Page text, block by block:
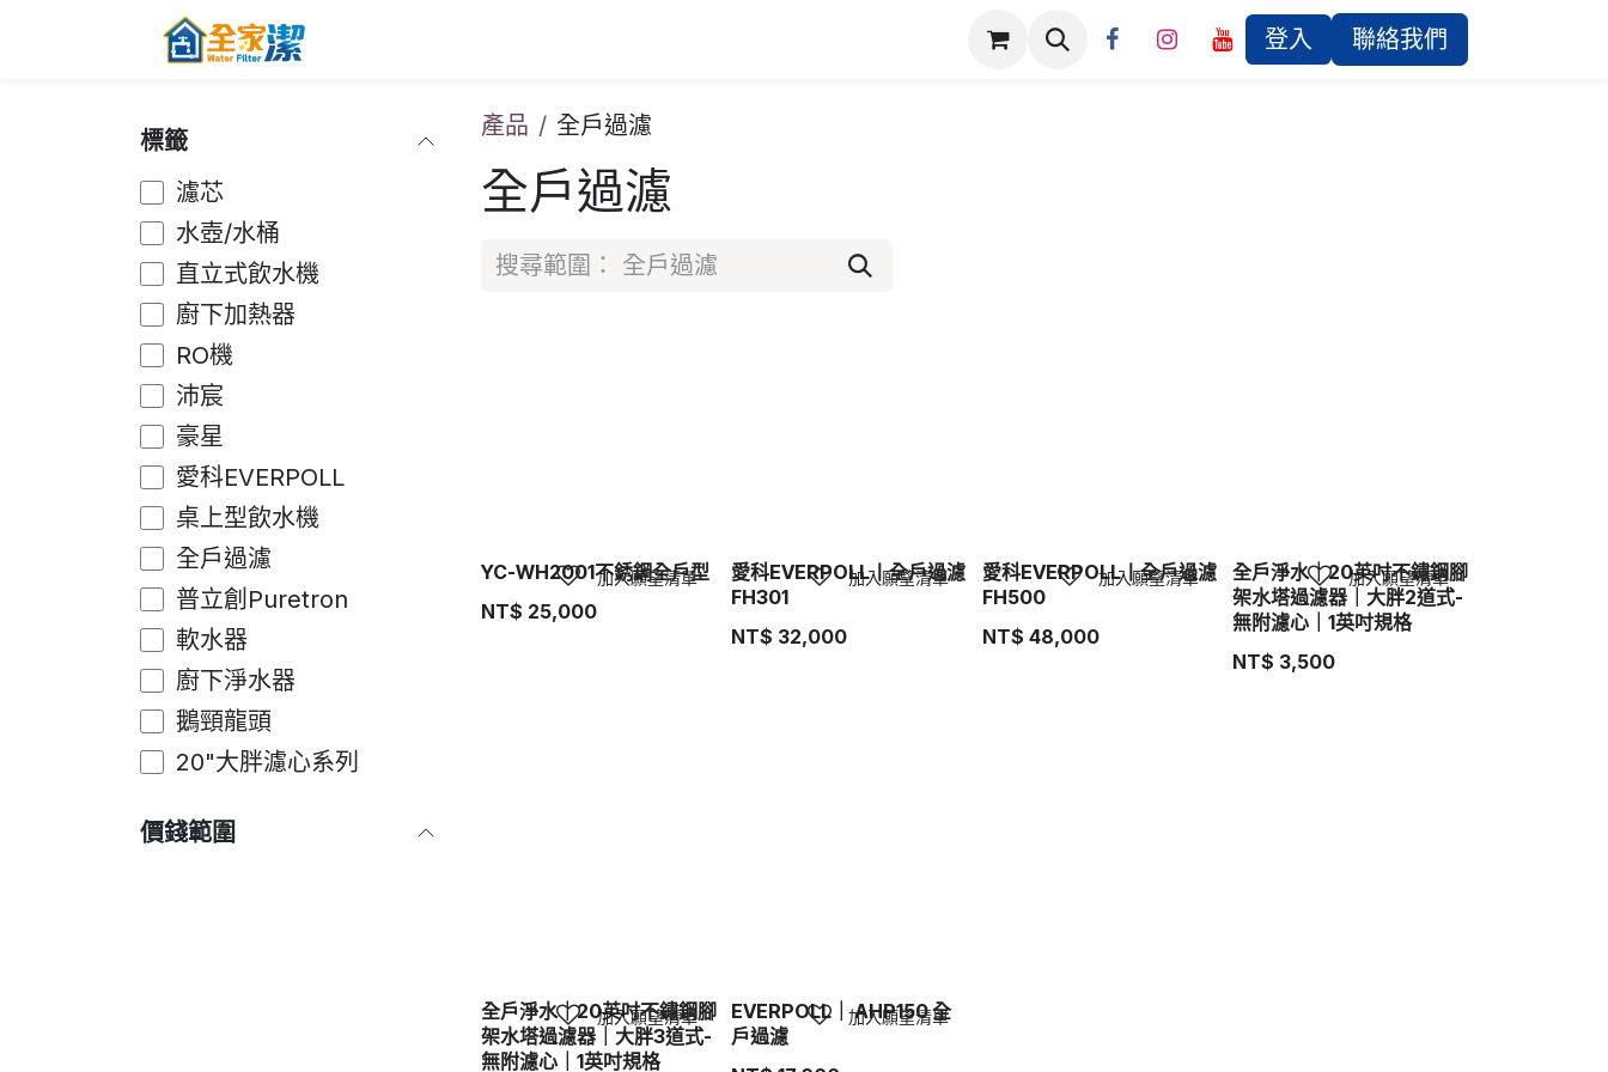
產品保固登錄 登入 聯絡我們
標籤
濾芯
水壺/水桶
直立式飲水機
廚下加熱器
RO機
沛宸
豪星
愛科EVERPOLL
桌上型飲水機
全戶過濾
普立創Puretron
軟水器
廚下淨水器
鵝頸龍頭
20"大胖濾心系列
價錢範圍
產品 全戶過濾
全戶過濾
YC-WH2001不銹鋼全戶型
NT$ 25,000
加入願望清單
愛科EVERPOLL丨全戶過濾
FH301
NT$ 32,000
加入願望清單
愛科EVERPOLL丨全戶過濾
FH500
NT$ 48,000
加入願望清單
全戶淨水｜20英吋不鏽鋼腳
架水塔過濾器｜大胖2道式-
無附濾心｜1英吋規格
NT$ 3,500
加入願望清單
全戶淨水｜20英吋不鏽鋼腳
架水塔過濾器｜大胖3道式-
無附濾心｜1英吋規格
加入願望清單
EVERPOLL｜ AHP150 全
戶過濾
加入願望清單